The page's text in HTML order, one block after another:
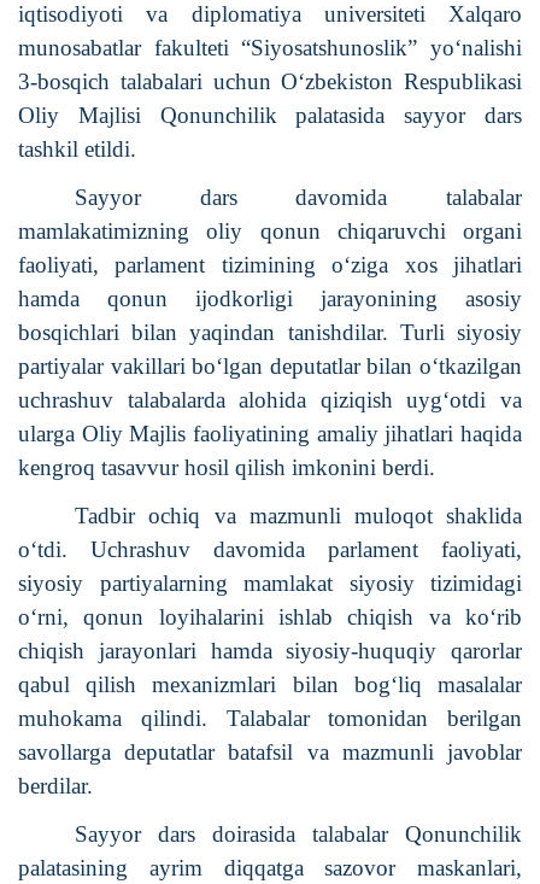
iqtisodiyoti va diplomatiya universiteti Xalqaro
munosabatlar fakulteti “Siyosatshunoslik” yo‘nalishi
3-bosqich talabalari uchun O‘zbekiston Respublikasi
Oliy Majlisi Qonunchilik palatasida sayyor dars
tashkil etildi.
Sayyor dars davomida talabalar
mamlakatimizning oliy qonun chiqaruvchi organi
faoliyati, parlament tizimining o‘ziga xos jihatlari
hamda qonun ijodkorligi jarayonining asosiy
bosqichlari bilan yaqindan tanishdilar. Turli siyosiy
partiyalar vakillari bo‘lgan deputatlar bilan o‘tkazilgan
uchrashuv talabalarda alohida qiziqish uyg‘otdi va
ularga Oliy Majlis faoliyatining amaliy jihatlari haqida
kengroq tasavvur hosil qilish imkonini berdi.
Tadbir ochiq va mazmunli muloqot shaklida
o‘tdi. Uchrashuv davomida parlament faoliyati,
siyosiy partiyalarning mamlakat siyosiy tizimidagi
o‘rni, qonun loyihalarini ishlab chiqish va ko‘rib
chiqish jarayonlari hamda siyosiy-huquqiy qarorlar
qabul qilish mexanizmlari bilan bog‘liq masalalar
muhokama qilindi. Talabalar tomonidan berilgan
savollarga deputatlar batafsil va mazmunli javoblar
berdilar.
Sayyor dars doirasida talabalar Qonunchilik
palatasining ayrim diqqatga sazovor maskanlari,